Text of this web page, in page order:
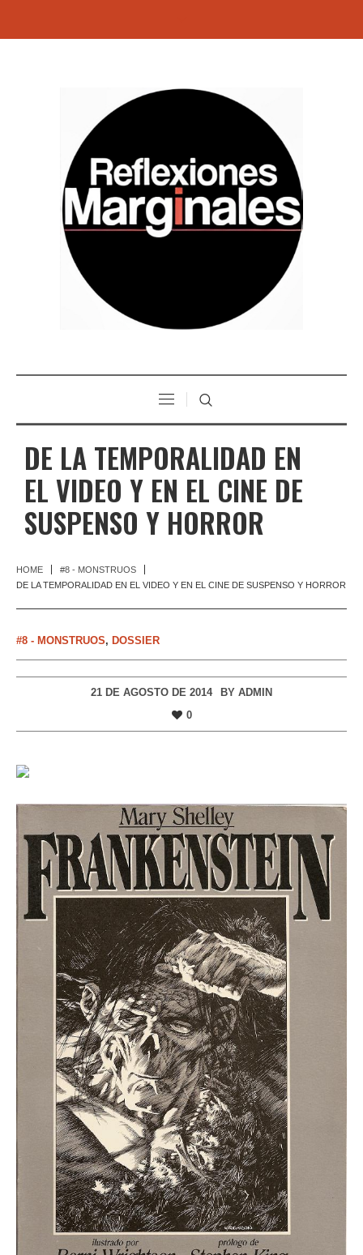
DE LA TEMPORALIDAD EN
EL VIDEO Y EN EL CINE DE
SUSPENSO Y HORROR
HOME
#8 - MONSTRUOS
DE LA TEMPORALIDAD EN EL VIDEO Y EN EL CINE DE SUSPENSO Y HORROR
#8 - MONSTRUOS, DOSSIER
21 DE AGOSTO DE 2014 BY ADMIN
0